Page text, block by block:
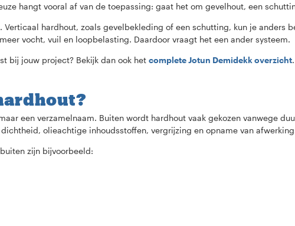
hangt vooral af van de toepassing: gaat het om gevelhout, een
hardhout, zoals gevelbekleding of een schutting, kun je anders
vocht, vuil en loopbelasting. Daardoor vraagt het een ander systeem.
bij jouw project? Bekijk dan ook het complete Jotun Demidekk overzicht
een verzamelnaam. Buiten wordt hardhout vaak gekozen vanwege
olieachtige inhoudsstoffen, vergrijzing en opname van
zijn bijvoorbeeld: